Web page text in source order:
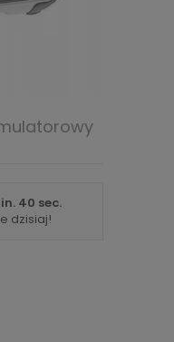
40 sec.
dzisiaj!